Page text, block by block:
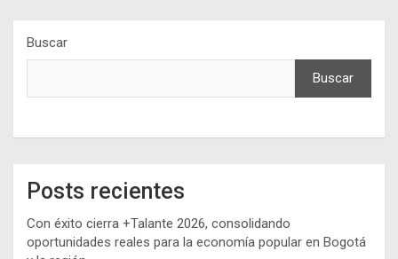
Buscar
Buscar
Posts recientes
Con éxito cierra +Talante 2026, consolidando
oportunidades reales para la economía popular en Bogotá